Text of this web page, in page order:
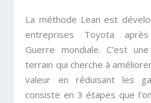
La méthode Lean est
entreprises Toyota
Guerre mondiale. C’est
terrain qui cherche à
valeur en réduisant les
consiste en 3 étapes que